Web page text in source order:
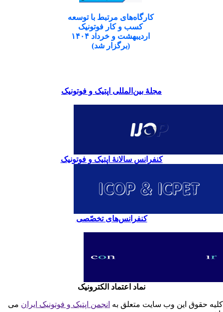
کارگاه‌های مرتبط با توسعه
کسب و کار فوتونیک
اردیبهشت و خرداد ۱۴۰۴
(برگزار شد)
مجلۀ بین‌المللی اپتیک و فوتونیک
کنفرانس سالانۀ اپتیک و فوتونیک
کنفرانس‌های تخصّصی
نماد اعتماد الکترونیک
حقوق این وب سایت متعلق بهانجمن اپتیک و فوتونیک ایران می